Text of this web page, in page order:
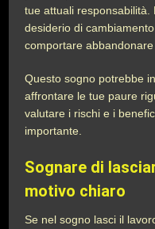
tue attuali
desiderio di
comportare
Questo sogno potrebbe
affrontare le tue paure
valutare i rischi e i
importante.
Sognare di
motivo chiaro
Se nel sogno lasci il